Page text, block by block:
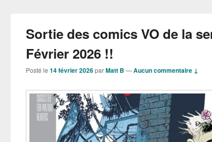
Sortie des comics VO de la
Février 2026 !!
Posté le 14 février 2026parMatt B —Aucun commentaire ↓